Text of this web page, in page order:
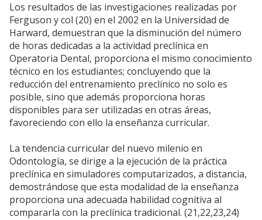
Los resultados de las investigaciones realizadas por
Ferguson y col (20) en el 2002 en la Universidad de
Harward, demuestran que la disminución del número
de horas dedicadas a la actividad preclínica en
Operatoria Dental, proporciona el mismo conocimiento
técnico en los estudiantes; concluyendo que la
reducción del entrenamiento preclínico no solo es
posible, sino que además proporciona horas
disponibles para ser utilizadas en otras áreas,
favoreciendo con ello la enseñanza curricular.
La tendencia curricular del nuevo milenio en
Odontología, se dirige a la ejecución de la práctica
preclínica en simuladores computarizados, a distancia,
demostrándose que esta modalidad de la enseñanza
proporciona una adecuada habilidad cognitiva al
compararla con la preclínica tradicional. (21,22,23,24)